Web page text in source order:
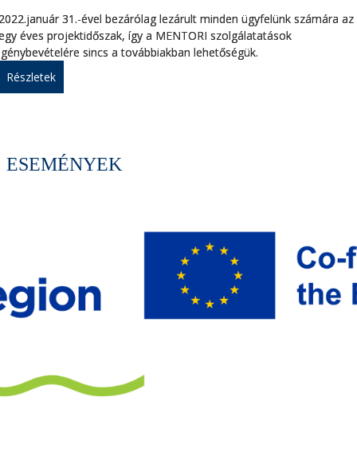
31.-ével bezárólag lezárult minden ügyfelünk számára az
éves projektidőszak, így a MENTORI szolgálatatások
sincs a továbbiakban lehetőségük.
Részletek
ESEMÉNYEK